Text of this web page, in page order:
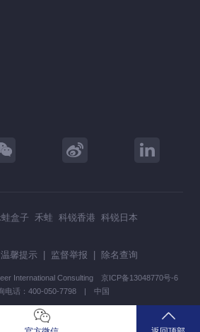
盒子 禾蛙 科锐香港 科锐日本
温馨提示 监督举报 除名查询
International Consulting 京ICP备13048770号-6
电话：400-050-7798 | 中国